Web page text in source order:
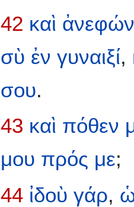
42 καὶ
σὺ ἐν γυναιξί,
σου.
43 καὶ πόθεν
μου πρός με;
44 ἰδοὺ γάρ,